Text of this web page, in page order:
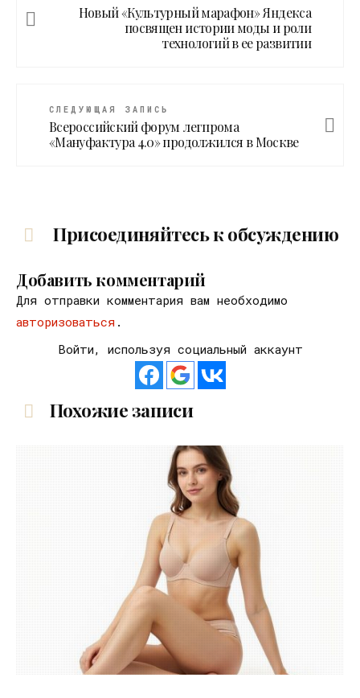
Новый «Культурный марафон» Яндекса
посвящен истории моды и роли
технологий в ее развитии
СЛЕДУЮЩАЯ ЗАПИСЬ
Всероссийский форум легпрома
«Мануфактура 4.0» продолжился в Москве
Присоединяйтесь к обсуждению
Добавить комментарий
Для отправки комментария вам необходимо
авторизоваться .
Войти, используя социальный аккаунт
Похожие записи